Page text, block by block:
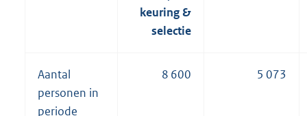
keuring &
selectie
Aantal
personen in
periode
8 600 5 073